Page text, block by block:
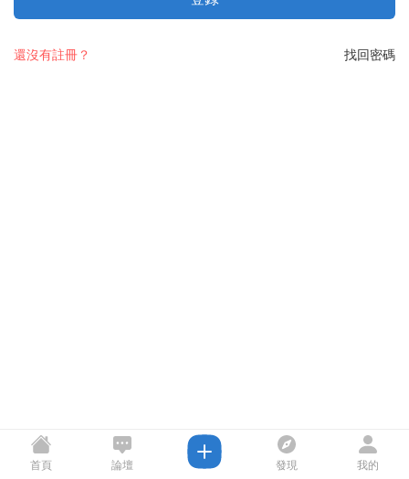
找回密碼
還沒有註冊？
首頁 論壇 發現 我的